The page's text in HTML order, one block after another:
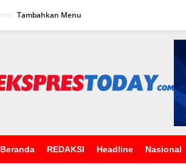
Tambahkan Menu
Beranda REDAKSI Headline Nasional